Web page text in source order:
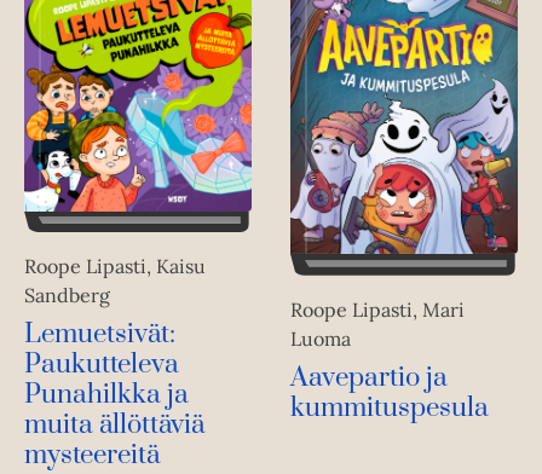
Roope Lipasti, Kaisu
Sandberg
Lemuetsivät:
Paukutteleva
Punahilkka ja
muita ällöttäviä
mysteereitä
Roope Lipasti, Mari
Luoma
Aavepartio ja
kummituspesula